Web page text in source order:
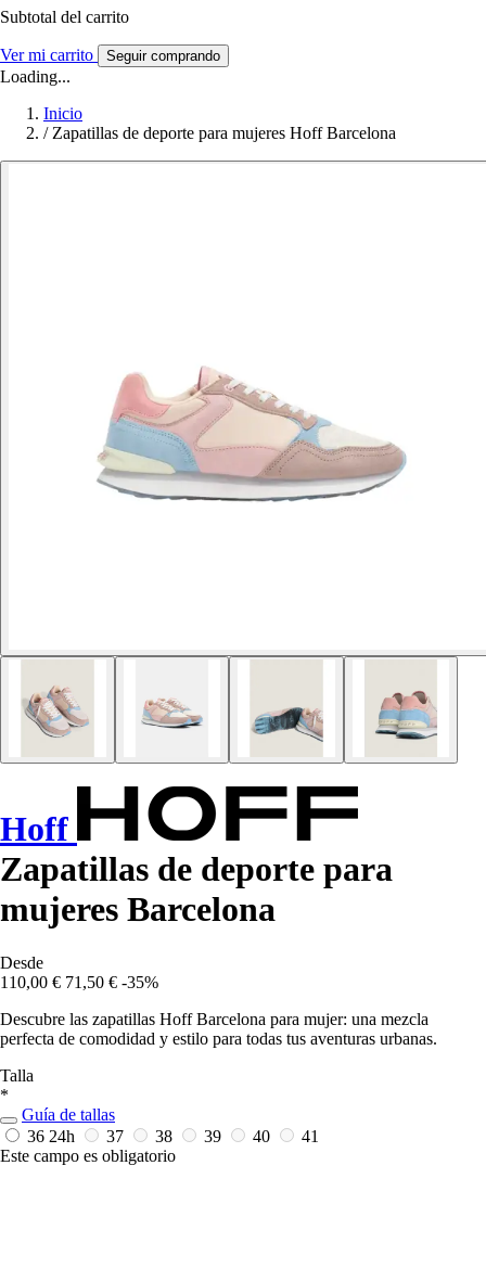
Subtotal del carrito
Ver mi carrito Seguir comprando
Loading...
Inicio
/ Zapatillas de deporte para mujeres Hoff Barcelona
Hoff
Zapatillas de deporte para
mujeres Barcelona
Desde
110,00 € 71,50 € -35%
Descubre las zapatillas Hoff Barcelona para mujer: una mezcla
perfecta de comodidad y estilo para todas tus aventuras urbanas.
Talla
*
Guía de tallas
36 24h 37 38 39 40
41
Este campo es obligatorio